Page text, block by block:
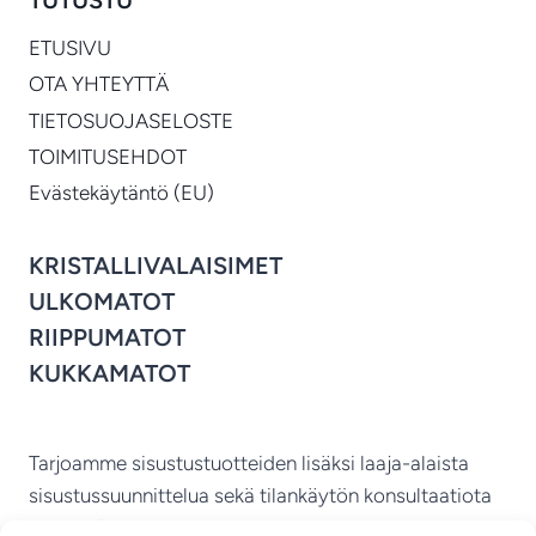
ETUSIVU
OTA YHTEYTTÄ
TIETOSUOJASELOSTE
TOIMITUSEHDOT
Evästekäytäntö (EU)
KRISTALLIVALAISIMET
ULKOMATOT
RIIPPUMATOT
KUKKAMATOT
Tarjoamme sisustustuotteiden lisäksi laaja-alaista
sisustussuunnittelua sekä tilankäytön konsultaatiota